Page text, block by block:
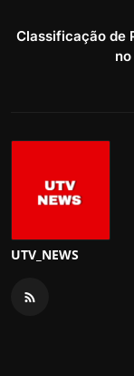
Classificação de
UTV_NEWS